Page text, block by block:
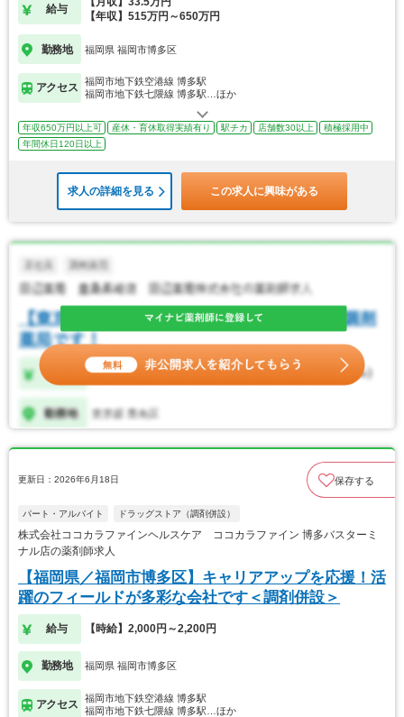
給与
【年収】515万円～650万円
勤務地 福岡県 福岡市博多区
アクセス
福岡市地下鉄空港線 博多駅
福岡市地下鉄七隈線 博多駅…ほか
年収650万円以上可 産休・育休取得実績有り 駅チカ 店舗数30以上
積極採用中
年間休日120日以上
求人の詳細を見る この求人に興味がある
更新日：2026年6月18日 保存する
パート・アルバイト ドラッグストア（調剤併設）
株式会社ココカラファインヘルスケア ココカラファイン 博多バスターミ
ナル店の薬剤師求人
【福岡県／福岡市博多区】キャリアアップを応援！活
躍のフィールドが多彩な会社です＜調剤併設＞
給与 【時給】2,000円～2,200円
勤務地 福岡県 福岡市博多区
アクセス
福岡市地下鉄空港線 博多駅
福岡市地下鉄七隈線 博多駅…ほか